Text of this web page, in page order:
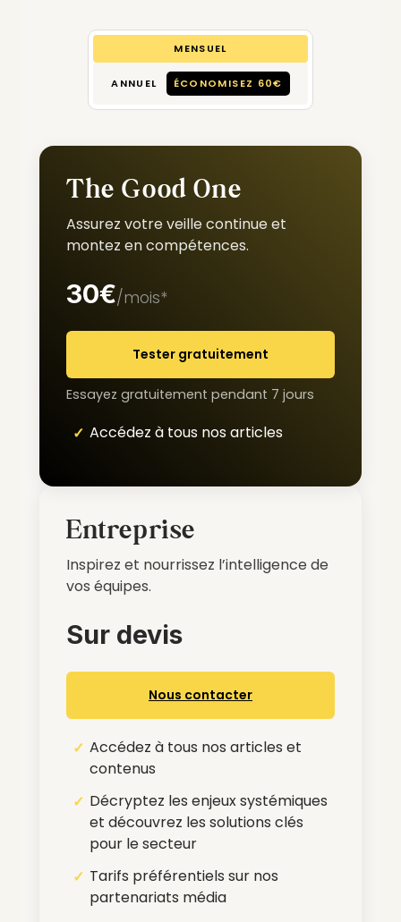
MENSUEL
ANNUEL ÉCONOMISEZ 60€
The Good One
Assurez votre veille continue et
montez en compétences.
30€/mois*
Tester gratuitement
Essayez gratuitement pendant 7 jours
Accédez à tous nos articles
Entreprise
Inspirez et nourrissez l’intelligence de
vos équipes.
Sur devis
Nous contacter
Accédez à tous nos articles et
contenus
Décryptez les enjeux systémiques
et découvrez les solutions clés
pour le secteur
Tarifs préférentiels sur nos
partenariats média